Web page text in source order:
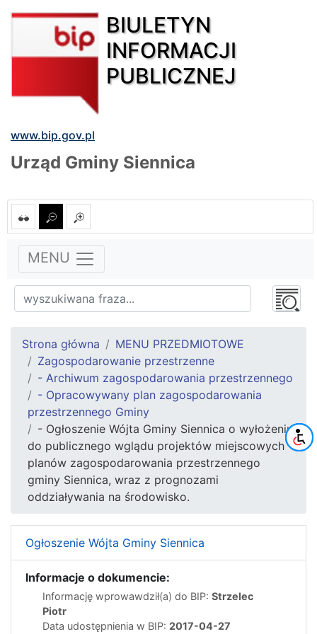
BIULETYN
INFORMACJI
PUBLICZNEJ
www.bip.gov.pl
Urząd Gminy Siennica
MENU
Strona główna
MENU PRZEDMIOTOWE
Zagospodarowanie przestrzenne
- Archiwum zagospodarowania przestrzennego
- Opracowywany plan zagospodarowania
przestrzennego Gminy
- Ogłoszenie Wójta Gminy Siennica o wyłożeniu
do publicznego wglądu projektów miejscowych
planów zagospodarowania przestrzennego
gminy Siennica, wraz z prognozami
oddziaływania na środowisko.
Ogłoszenie Wójta Gminy Siennica
Informacje o dokumencie:
Informację wprowawdził(a) do BIP: Strzelec
Piotr
Data udostępnienia w BIP: 2017-04-27